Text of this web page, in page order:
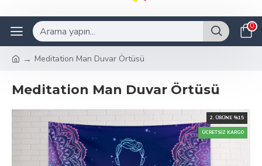
0
Meditation Man Duvar Örtüsü
Meditation Man Duvar Örtüsü
ÜCRETSIZ KARGO
2. ÜRÜNE %15